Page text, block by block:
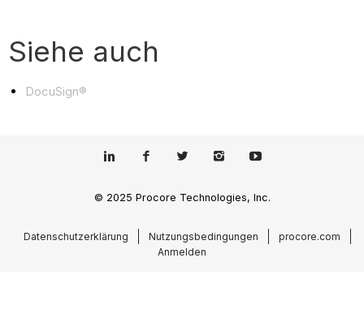
Siehe auch
DocuSign®
© 2025 Procore Technologies, Inc.
Datenschutzerklärung Nutzungsbedingungen
procore.com
Anmelden